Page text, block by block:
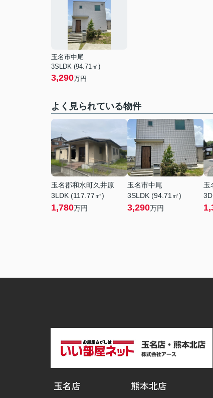
玉名市中尾
3SLDK (94.71㎡)
3,290万円
よく見られている物件
玉名郡和水町久井原
3LDK (117.77㎡)
1,780万円
玉名市中尾
3SLDK (94.71㎡)
3,290万円
玉
玉名店 熊本北店